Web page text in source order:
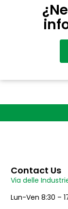
Contact Us
Via delle
Lun-Ven 8:30 –